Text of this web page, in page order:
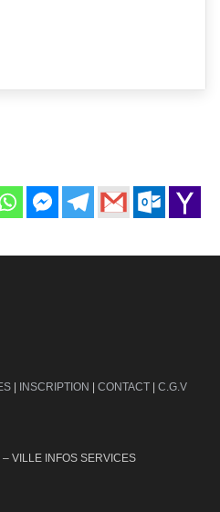
| INSCRIPTION | CONTACT | C.G.V
VILLE INFOS SERVICES